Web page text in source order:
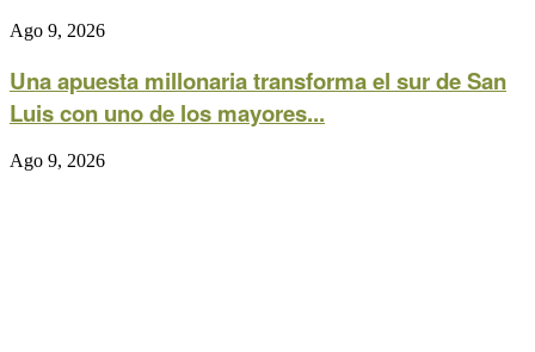
Ago 9, 2026
Una apuesta millonaria transforma el sur de San
Luis con uno de los mayores...
Ago 9, 2026